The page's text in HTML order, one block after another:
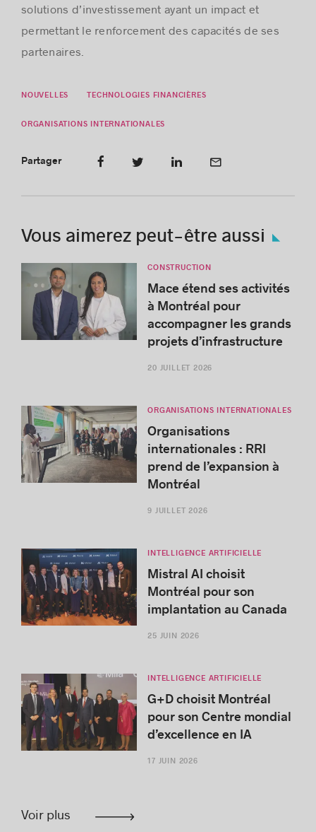
solutions d’investissement ayant un impact et
permettant le renforcement des capacités de ses
partenaires.
NOUVELLES TECHNOLOGIES FINANCIÈRES
ORGANISATIONS INTERNATIONALES
Partager
Vous aimerez peut-être aussi
CONSTRUCTION
Mace étend ses activités
à Montréal pour
accompagner les grands
projets d’infrastructure
20 JUILLET 2026
ORGANISATIONS INTERNATIONALES
Organisations
internationales : RRI
prend de l’expansion à
Montréal
9 JUILLET 2026
INTELLIGENCE ARTIFICIELLE
Mistral AI choisit
Montréal pour son
implantation au Canada
25 JUIN 2026
INTELLIGENCE ARTIFICIELLE
G+D choisit Montréal
pour son Centre mondial
d’excellence en IA
17 JUIN 2026
Voir plus